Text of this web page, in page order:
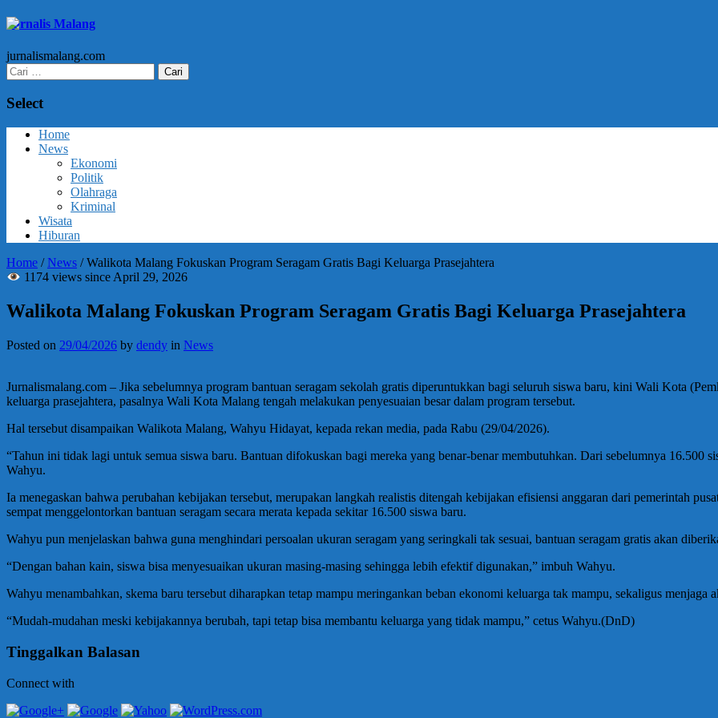
Jurnalis Malang
jurnalismalang.com
Cari
untuk:
Select
Home
News
Ekonomi
Politik
Olahraga
Kriminal
Wisata
Hiburan
Home /News /Walikota Malang Fokuskan Program Seragam Gratis Bagi Keluarga Prasejahtera
1174 views since April 29, 2026
Walikota Malang Fokuskan Program Seragam Gratis Bagi Keluarga Prasejahtera
Posted on 29/04/2026 by dendy in News
Jurnalismalang.com – Jika sebelumnya program bantuan seragam sekolah gratis diperuntukkan bagi seluruh siswa baru, kini Wali Kota
keluarga prasejahtera, pasalnya Wali Kota Malang tengah melakukan penyesuaian besar dalam program tersebut.
Hal tersebut disampaikan Walikota Malang, Wahyu Hidayat, kepada rekan media, pada Rabu (29/04/2026).
“Tahun ini tidak lagi untuk semua siswa baru. Bantuan difokuskan bagi mereka yang benar-benar membutuhkan. Dari sebelumnya 16.500
Wahyu.
Ia menegaskan bahwa perubahan kebijakan tersebut, merupakan langkah realistis ditengah kebijakan efisiensi anggaran dari pemerintah
sempat menggelontorkan bantuan seragam secara merata kepada sekitar 16.500 siswa baru.
Wahyu pun menjelaskan bahwa guna menghindari persoalan ukuran seragam yang seringkali tak sesuai, bantuan seragam gratis akan
“Dengan bahan kain, siswa bisa menyesuaikan ukuran masing-masing sehingga lebih efektif digunakan,” imbuh Wahyu.
Wahyu menambahkan, skema baru tersebut diharapkan tetap mampu meringankan beban ekonomi keluarga tak mampu, sekaligus
“Mudah-mudahan meski kebijakannya berubah, tapi tetap bisa membantu keluarga yang tidak mampu,” cetus Wahyu.(DnD)
Tinggalkan Balasan
Connect with